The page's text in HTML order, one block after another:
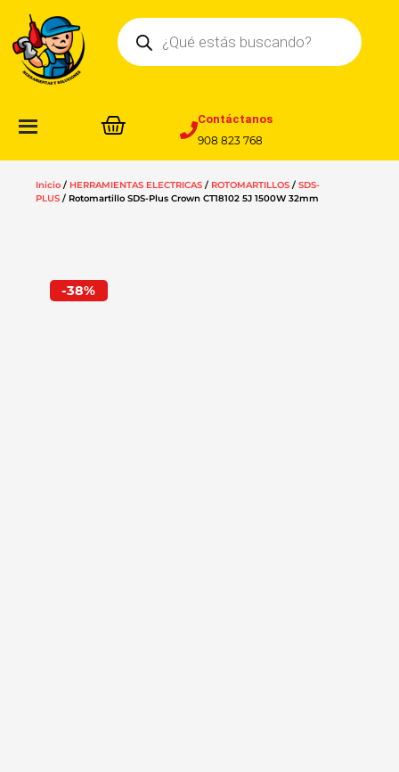
contenido
Búsqueda
de
productos
Contáctanos
908 823 768
Inicio / HERRAMIENTAS ELECTRICAS / ROTOMARTILLOS / SDS-
PLUS / Rotomartillo SDS-Plus Crown CT18102 5J 1500W 32mm
-38%